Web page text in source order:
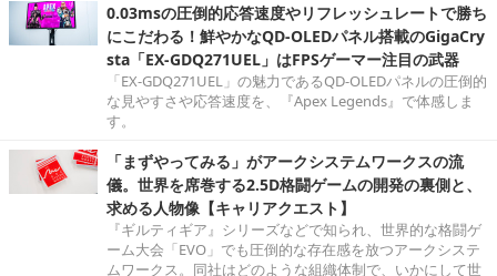
0.03msの圧倒的応答速度やリフレッシュレートで勝ち
にこだわる！鮮やかなQD-OLEDパネル搭載のGigaCry
sta「EX-GDQ271UEL」はFPSゲーマー注目の武器
「EX-GDQ271UEL」の魅力であるQD-OLEDパネルの圧倒的
な見やすさや応答速度を、『Apex Legends』で体感しま
す。
「まずやってみる」がアークシステムワークスの流
儀。世界を席巻する2.5D格闘ゲームの開発の裏側と、
求める人物像【キャリアクエスト】
『ギルティギア』シリーズなどで知られ、世界的な格闘ゲ
ーム大会「EVO」でも圧倒的な存在感を放つアークシステ
ムワークス。同社はどのような組織体制で、いかにして世